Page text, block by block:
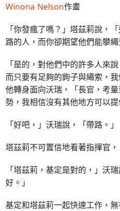
Winona Nelson作畫
「你發瘋了嗎？」塔茲莉說，
路的人，而你卻期望他們能攀繩
「是的，對他們中的許多人來
而只要有足夠的鉤子與繩索，我
他轉身面向沃瑞，「長官，考
勢，我相信沒有其他地方可以提
「好吧，」沃瑞說，「帶路。」
塔茲莉不可置信地看著指揮官，
「塔茲莉，基定是對的，」沃
好。」
基定和塔茲莉一起快速工作，